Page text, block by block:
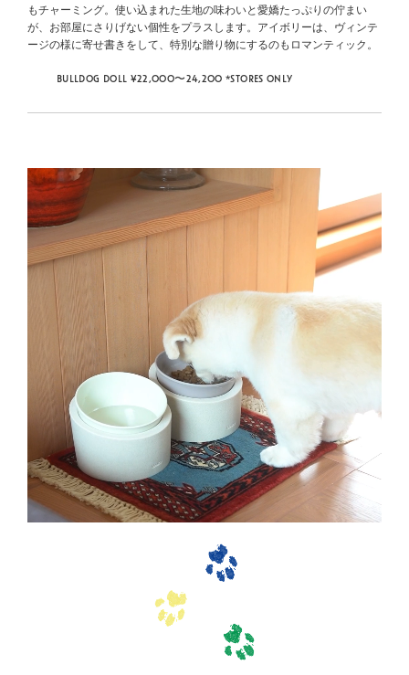
もチャーミング。使い込まれた生地の味わいと愛嬌たっぷりの佇まい
が、お部屋にさりげない個性をプラスします。アイボリーは、ヴィンテ
ージの様に寄せ書きをして、特別な贈り物にするのもロマンティック。
BULLDOG DOLL ¥22,000〜24,200 *STORES ONLY